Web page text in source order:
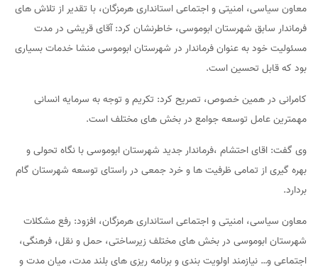
معاون سیاسی، امنیتی و اجتماعی استانداری هرمزگان، با تقدیر از تلاش های
فرماندار سابق شهرستان ابوموسی، خاطرنشان کرد: آقای قریشی در مدت
مسئولیت خود به عنوان فرماندار در شهرستان ابوموسی منشا خدمات بسیاری
بود که قابل تحسین است.
کامرانی در همین خصوص، تصریح کرد: تکریم و توجه به سرمایه انسانی
مهمترین عامل توسعه جوامع در بخش های مختلف است.
وی گفت: اقای احتشام ،فرماندار جدید شهرستان ابوموسی با نگاه تحولی و
بهره گیری از تمامی ظرفیت ها و خرد جمعی در راستای توسعه شهرستان گام
بردارد.
معاون سیاسی، امنیتی و اجتماعی استانداری هرمزگان، افزود: رفع مشکلات
شهرستان ابوموسی در بخش های مختلف زیرساختی، حمل و نقل، فرهنگی،
اجتماعی و… نیازمند اولویت بندی و برنامه ریزی های بلند مدت، میان مدت و